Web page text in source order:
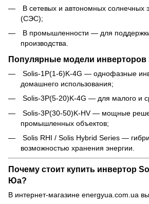
В сетевых и автономных солнечных
(СЭС);
В промышленности — для
производства.
Популярные модели инверторов
Solis-1P(1-6)K-4G — однофазные
домашнего использования;
Solis-3P(5-20)K-4G — для малого и
Solis-3P(30-50)K-HV — мощные
промышленных объектов;
Solis RHI / Solis Hybrid Series —
возможностью хранения энергии.
Почему стоит купить инвертор
Юа?
В интернет-магазине energyua.com.ua